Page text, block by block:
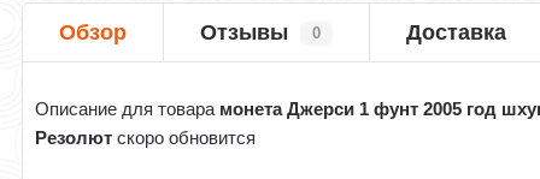
Обзор Отзывы 0 Доставка
Описание для товара монета Джерси 1 фунт 2005 год
Резолют скоро обновится